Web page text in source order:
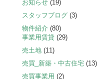
お知らせ (19)
スタッフブログ (3)
物件紹介 (80)
事業用賃貸 (29)
売土地 (11)
売買_新築・中古住宅 (13)
売買事業用 (2)